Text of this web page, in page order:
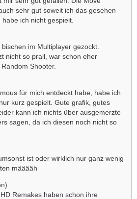
sehr gut soweit ich das gesehen
ich nicht gespielt.
im Multiplayer gezockt.
nicht so prall, war schon eher
Shooter.
für mich entdeckt habe, habe ich
kurz gespielt. Gute grafik, gutes
kann ich nichts über ausgemerzte
sagen, da ich diesen noch nicht so
ist oder wirklich nur ganz wenig
määääh
Remakes haben schon ihre